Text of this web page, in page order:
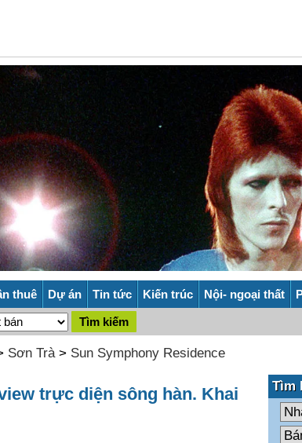
thuê Dự án Tin tức Kiến trúc Nội- ngoại thất
Sơn Trà> Sun Symphony Residence
trực diện sông hàn. Khai
Tìm